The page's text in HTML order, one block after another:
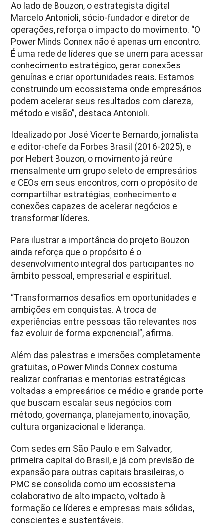
Ao lado de Bouzon, o estrategista digital
Marcelo Antonioli, sócio-fundador e diretor de
operações, reforça o impacto do movimento. “O
Power Minds Connex não é apenas um encontro.
É uma rede de líderes que se unem para acessar
conhecimento estratégico, gerar conexões
genuínas e criar oportunidades reais. Estamos
construindo um ecossistema onde empresários
podem acelerar seus resultados com clareza,
método e visão”, destaca Antonioli.
Idealizado por José Vicente Bernardo, jornalista
e editor-chefe da Forbes Brasil (2016-2025), e
por Hebert Bouzon, o movimento já reúne
mensalmente um grupo seleto de empresários
e CEOs em seus encontros, com o propósito de
compartilhar estratégias, conhecimento e
conexões capazes de acelerar negócios e
transformar líderes.
Para ilustrar a importância do projeto Bouzon
ainda reforça que o propósito é o
desenvolvimento integral dos participantes no
âmbito pessoal, empresarial e espiritual.
“Transformamos desafios em oportunidades e
ambições em conquistas. A troca de
experiências entre pessoas tão relevantes nos
faz evoluir de forma exponencial”, afirma.
Além das palestras e imersões completamente
gratuitas, o Power Minds Connex costuma
realizar confrarias e mentorias estratégicas
voltadas a empresários de médio e grande porte
que buscam escalar seus negócios com
método, governança, planejamento, inovação,
cultura organizacional e liderança.
Com sedes em São Paulo e em Salvador,
primeira capital do Brasil, e já com previsão de
expansão para outras capitais brasileiras, o
PMC se consolida como um ecossistema
colaborativo de alto impacto, voltado à
formação de líderes e empresas mais sólidas,
conscientes e sustentáveis.